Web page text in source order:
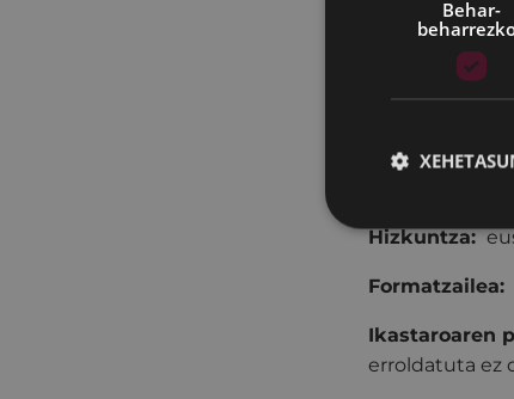
Egunak:
Hizkuntza:
Formatzailea:
Ikastaroaren
erroldatuta ez
Behar-